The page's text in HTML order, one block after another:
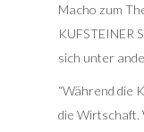
Macho zum
KUFSTEINER
sich unter
“Während die
die Wirtschaft.